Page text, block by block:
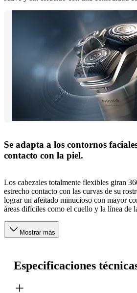
Se adapta a los contornos
contacto con la piel.
Los cabezales totalmente flexibles giran
estrecho contacto con las curvas de su
lograr un afeitado minucioso con mayor
áreas difíciles como el cuello y la línea de
Mostrar más
Especificaciones